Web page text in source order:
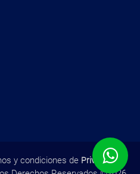
y condiciones de Privacidad